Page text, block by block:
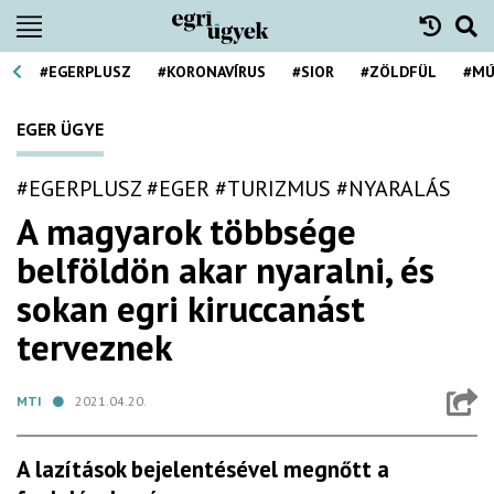
#EGERPLUSZ #KORONAVÍRUS #SIOR #ZÖLDFÜL
EGER ÜGYE
#EGERPLUSZ#EGER #TURIZMUS #NYARALÁS
A magyarok többsége
belföldön akar nyaralni, és
sokan egri kiruccanást
terveznek
MTI 2021.04.20.
A lazítások bejelentésével megnőtt a